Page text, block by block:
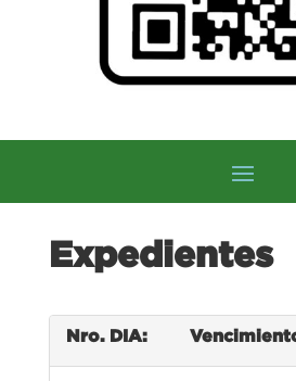
Expedientes
Nro. DIA: